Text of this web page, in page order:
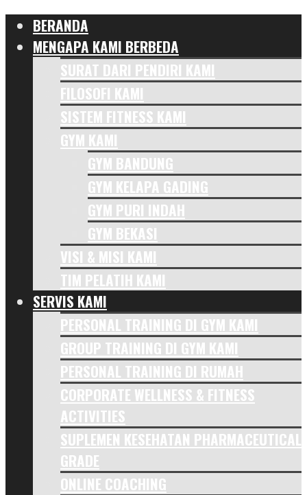
BERANDA
MENGAPA KAMI BERBEDA
SURAT DARI PENDIRI KAMI
FILOSOFI KAMI
SISTEM FITNESS KAMI
GYM KAMI
GYM BANDUNG
GYM KELAPA GADING
GYM PURI INDAH
GYM BEKASI
VISI & MISI KAMI
TIM PELATIH KAMI
SERVIS KAMI
PERSONAL TRAINING DI GYM KAMI
GROUP TRAINING DI GYM KAMI
PERSONAL TRAINING DI RUMAH
CORPORATE WELLNESS & FITNESS
ACTIVITIES
SUPLEMEN KESEHATAN PHARMACEUTICAL
GRADE
ONLINE COACHING